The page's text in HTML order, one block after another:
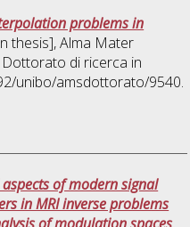
problems in
thesis], Alma Mater
di ricerca in
unibo/amsdottorato/9540.
aspects of modern signal
in MRI inverse problems